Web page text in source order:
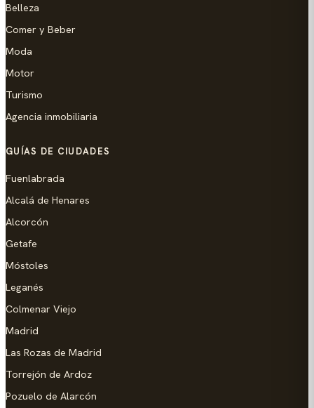
Belleza
Comer y Beber
Moda
Motor
Turismo
Agencia inmobiliaria
GUÍAS DE CIUDADES
Fuenlabrada
Alcalá de Henares
Alcorcón
Getafe
Móstoles
Leganés
Colmenar Viejo
Madrid
Las Rozas de Madrid
Torrejón de Ardoz
Pozuelo de Alarcón